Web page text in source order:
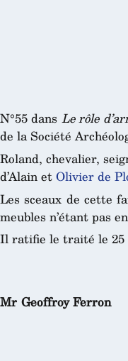
N°55 dans Le rôle
de la Société
Roland, chevalier,
d’Alain et Olivier de
Les sceaux de cette
meubles n’étant pas
Il ratifie le traité le 25
Mr Geoffroy Ferron